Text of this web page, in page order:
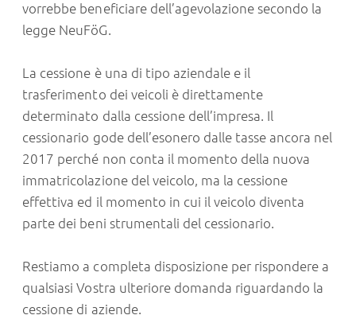
vorrebbe beneficiare dell’agevolazione secondo la
legge NeuFöG.
La cessione è una di tipo aziendale e il
trasferimento dei veicoli è direttamente
determinato dalla cessione dell’impresa. Il
cessionario gode dell’esonero dalle tasse ancora nel
2017 perché non conta il momento della nuova
immatricolazione del veicolo, ma la cessione
effettiva ed il momento in cui il veicolo diventa
parte dei beni strumentali del cessionario.
Restiamo a completa disposizione per rispondere a
qualsiasi Vostra ulteriore domanda riguardando la
cessione di aziende.